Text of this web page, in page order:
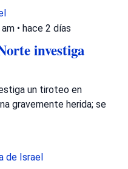
• hace 2 días
investiga
un tiroteo en
gravemente herida; se
de Israel